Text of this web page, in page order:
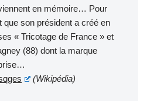
en mémoire… Pour
que son président a créé en
« Tricotage de France » et
(88) dont la marque
(Wikipédia)